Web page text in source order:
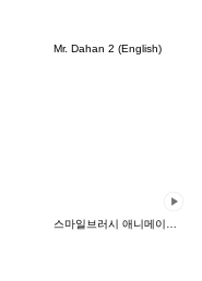
Mr. Dahan 2 (English)
스마일브러시 애니메이션 스티커